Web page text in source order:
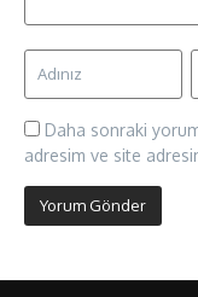
Daha sonraki
adresim ve site